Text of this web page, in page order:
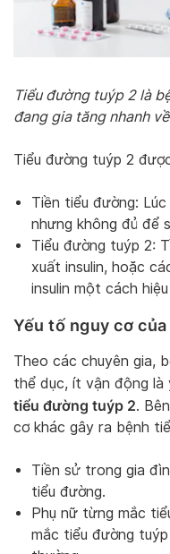
Tiểu đường tuýp 2 là
đang gia tăng nhanh
Tiểu đường tuýp 2
Tiền tiểu đường:
nhưng không đủ để
Tiểu đường tuýp 2:
xuất insulin, hoặc
insulin một cách hiệu
Yếu tố nguy cơ
Theo các chuyên gia,
thể dục, ít vận động
tiểu đường tuýp 2.
cơ khác gây ra bệnh
Tiền sử trong gia
tiểu đường.
Phụ nữ từng mắc
mắc tiểu đường